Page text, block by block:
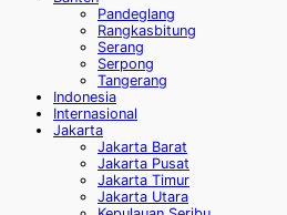
Pandeglang
Rangkasbitung
Serang
Serpong
Tangerang
Indonesia
Internasional
Jakarta
Jakarta Barat
Jakarta Pusat
Jakarta Timur
Jakarta Utara